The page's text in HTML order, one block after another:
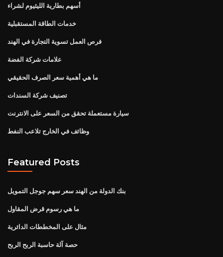
أسهم بطارية الليثيوم لشراء
خدمات الطاقة المستقبلية
فرص العمل تسوية التجارة في الهند
علامات شركة الفضة
ما هي أهمية سعر الصرف الحقيقي
تصنيف شركة السندات
سيارة مستعملة تحقق من السعر على الانترنت
وظائف في الخارج تلاعب النفط
Featured Posts
بنك الدولة من الهند سعر سهم جوجل التمويل
ما هي رسوم قرض المقاول
مثال على المخططات الدائرية
حصة آلة حاسبة الربح الربح